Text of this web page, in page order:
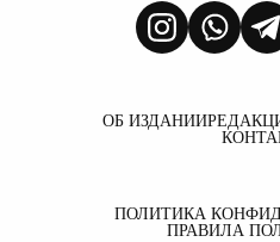
ОБ ИЗДАНИИ
ПОЛИТИКА
ПРАВИЛА